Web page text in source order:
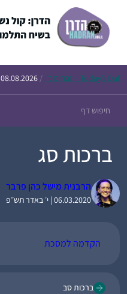
Today’s Daf – זבחים נ״ו /
08.08.2026
ברכות סג
הרבנית מישל כהן פרבר
06.03.2020 | י׳ באדר תש״פ
הקדמה למסכת
ברכות סב